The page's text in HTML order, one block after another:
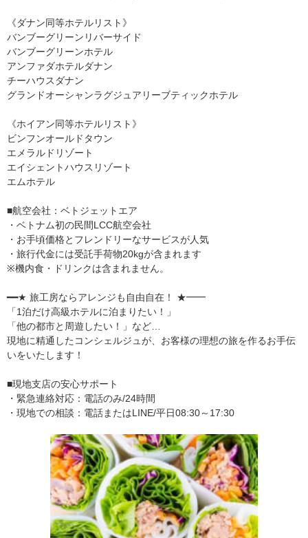
《ダナン同等ホテルリスト》
バンブーグリーンリバーサイド
バンブーグリーンホテル
アンファダホテルダナン
チーハウスダナン
グランドオーシャンラグジュアリーブティックホテル
《ホイアン同等ホテルリスト》
ビンフンオールドタウン
エメラルドリゾート
エイシェントハウスリゾート
エムホテル
■航空会社：ベトジェットエア
・ベトナム初の民間LCC航空会社
・お手頃価格とフレンドリーなサービスが人気
・旅行代金には受託手荷物20kgが含まれます
※機内食・ドリンクは含まれません。
━━★ 旅工房ならアレンジも自由自在！ ★━━
「1泊だけ高級ホテルに泊まりたい！」
「他の都市と周遊したい！」など…
現地に精通したコンシェルジュが、お客様の理想の旅を作るお手伝
いをいたします！
■現地支店の安心サポート
・緊急連絡対応：電話のみ/24時間
・現地での相談：電話またはLINE/平日08:30～17:30